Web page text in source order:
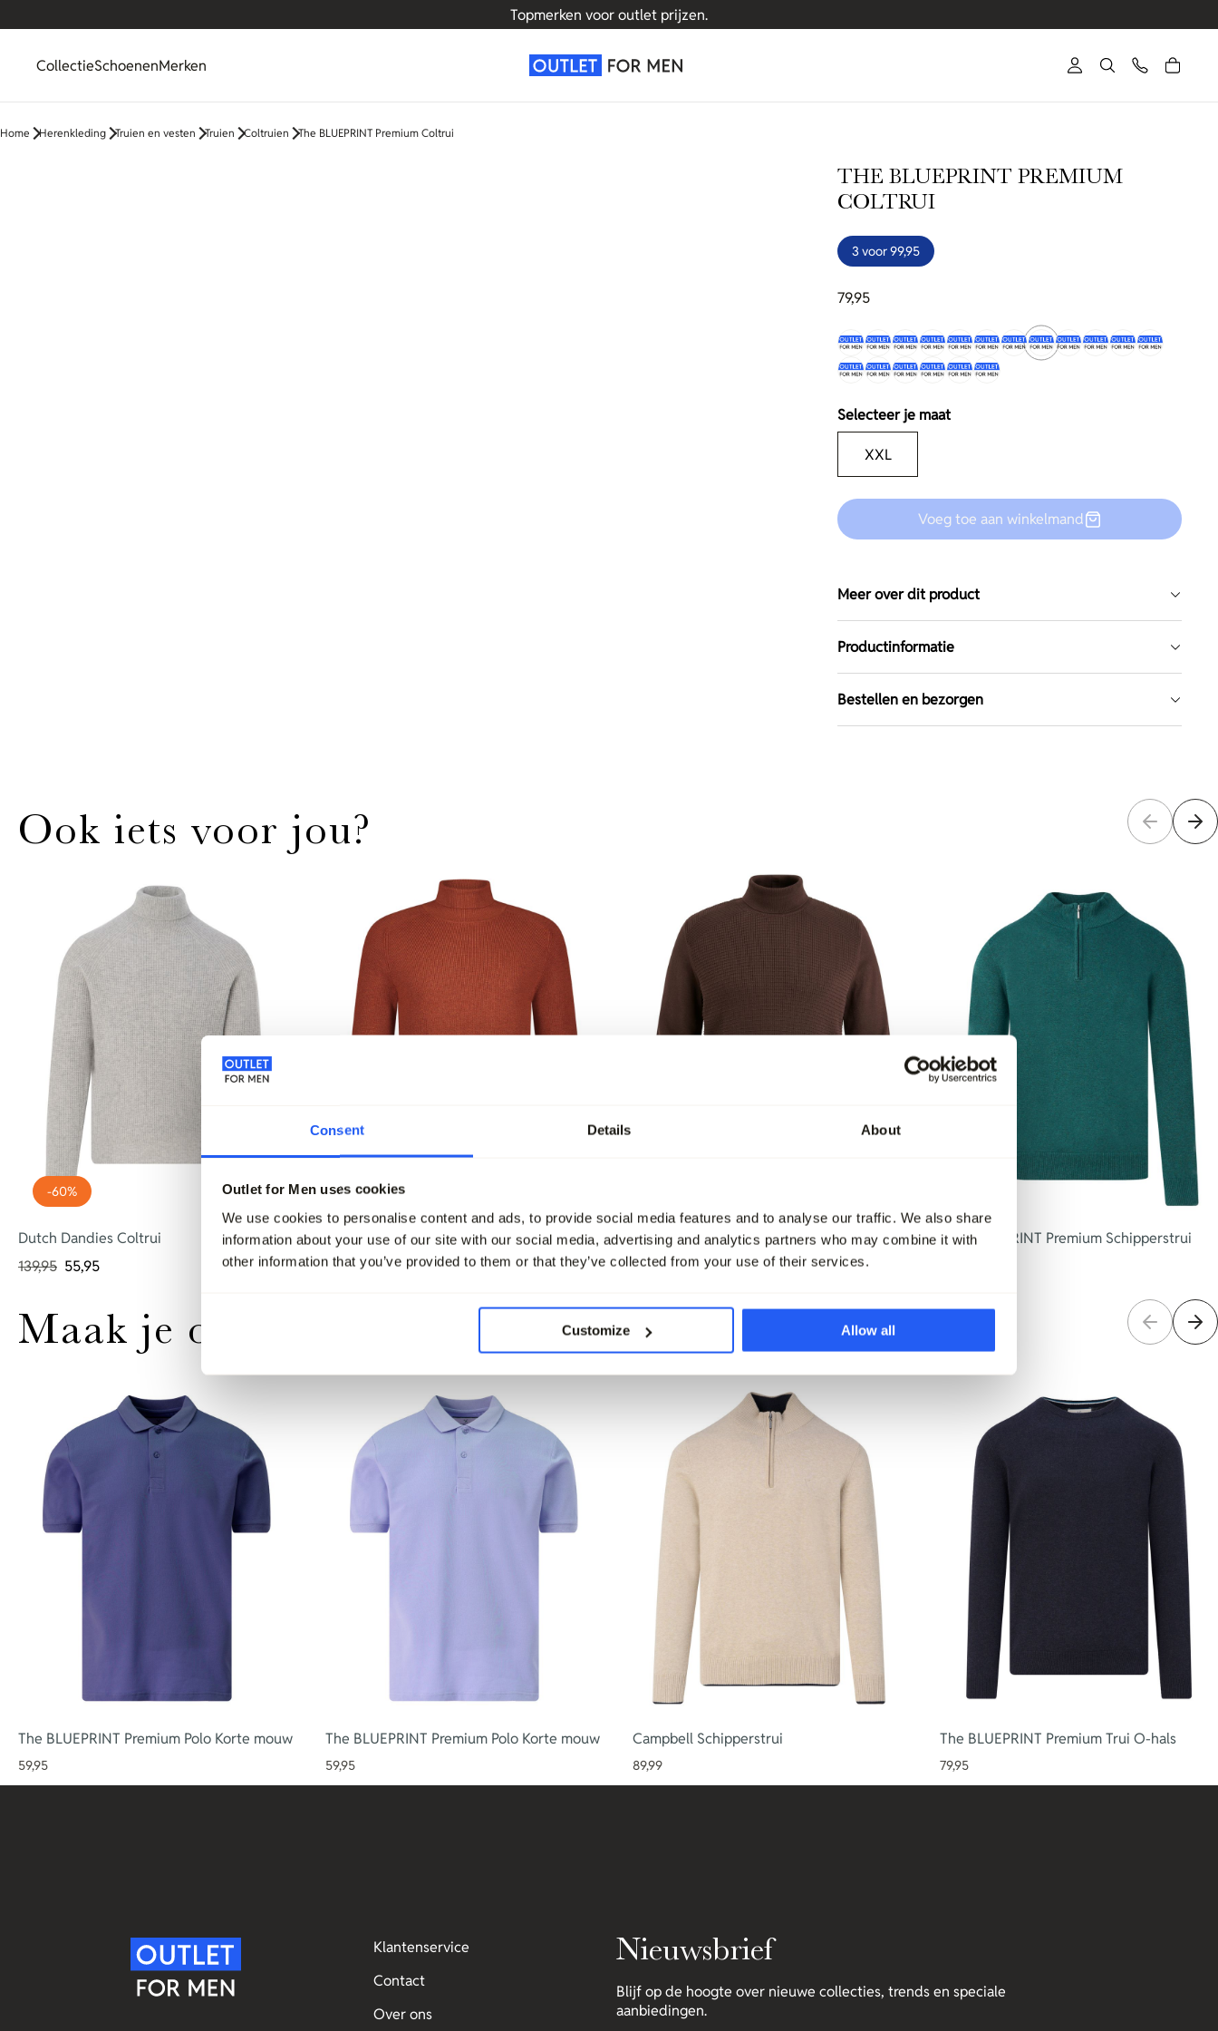
Consent Details About
Outlet for Men uses cookies
We use cookies to personalise content and ads, to provide social media features and to analyse our traffic. We also share
information about your use of our site with our social media, advertising and analytics partners who may combine it with
other information that you’ve provided to them or that they’ve collected from your use of their services.
Customize Allow all
Topmerken voor outlet prijzen.
CollectieSchoenenMerken
Home Herenkleding Truien en vesten Truien Coltruien The BLUEPRINT Premium Coltrui
THE BLUEPRINT PREMIUM
COLTRUI
3 voor 99,95
79,95
Selecteer je maat
XXL
Voeg toe aan winkelmand
Meer over dit product
Productinformatie
Bestellen en bezorgen
Ook iets voor jou?
-60%
Dutch Dandies Coltrui
139,95 55,95
-50%
Blue Industry Coltrui
99,95 49,95
Vanguard Coltrui
99,99 49,95
The BLUEPRINT Premium Schipperstrui
Maak je outfit compleet
The BLUEPRINT Premium Polo Korte mouw
59,95
The BLUEPRINT Premium Polo Korte mouw
59,95
Campbell Schipperstrui
89,99
The BLUEPRINT Premium Trui O-hals
79,95
Nieuwsbrief
Blijf op de hoogte over nieuwe collecties, trends en speciale
aanbiedingen.
Klantenservice
Contact
Over ons